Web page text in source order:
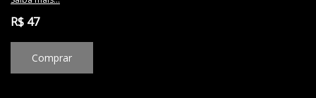
R$ 47
Comprar